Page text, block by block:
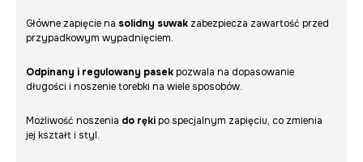
Główne zapięcie na solidny suwak zabezpiecza zawartość przed
przypadkowym wypadnięciem.
Odpinany i regulowany pasek pozwala na dopasowanie
długości i noszenie torebki na wiele sposobów.
Możliwość noszenia do ręki po specjalnym zapięciu, co zmienia
jej kształt i styl.